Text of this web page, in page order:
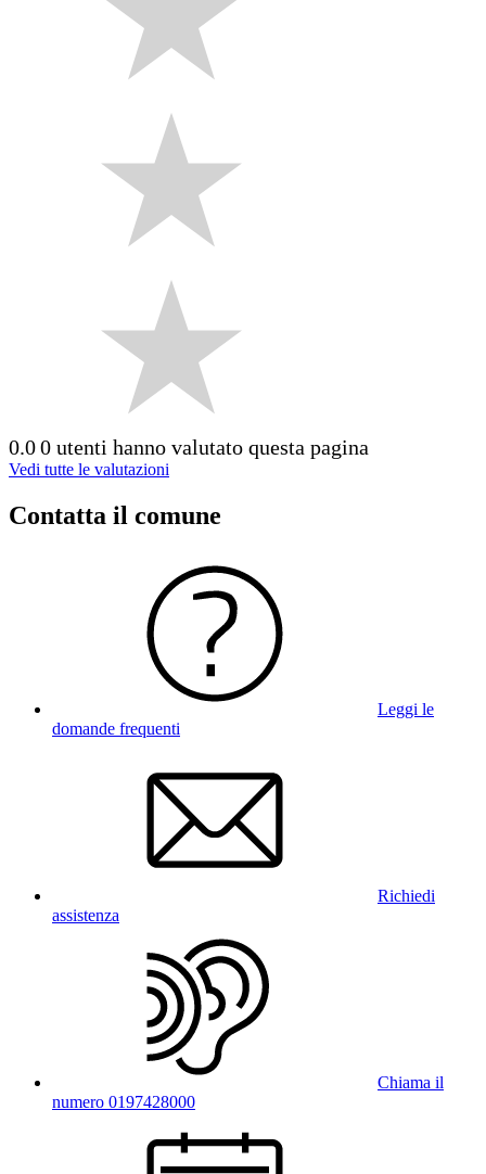
0.00 utenti hanno valutato questa pagina
Vedi tutte le valutazioni
Contatta il comune
Leggi le
domande frequenti
Richiedi
assistenza
Chiama il
numero 0197428000